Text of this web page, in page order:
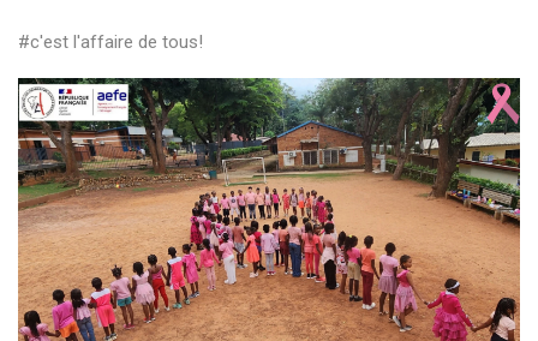
#c'est l'affaire de tous!